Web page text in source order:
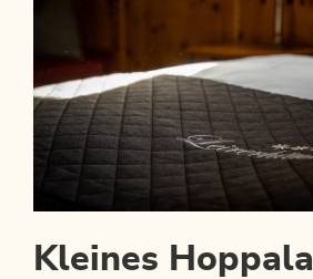
Kleines Hoppala